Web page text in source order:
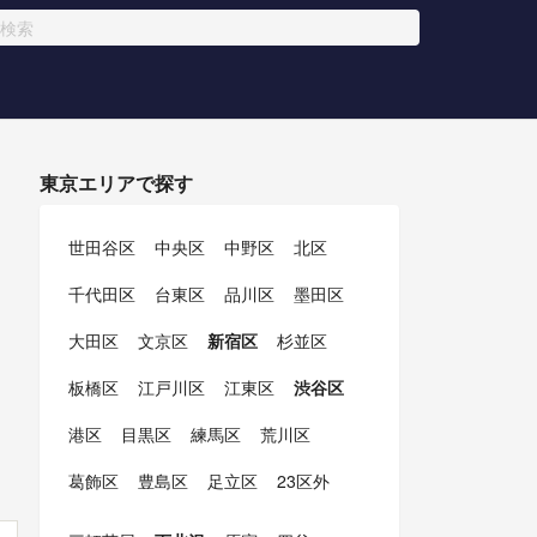
東京エリアで探す
世田谷区 中央区 中野区
北区
千代田区
台東区 品川区
墨田区
大田区
文京区 新宿区
杉並区
板橋区
江戸川区 江東区
渋谷区
港区
目黒区 練馬区
荒川区
葛飾区
豊島区 足立区 23区外